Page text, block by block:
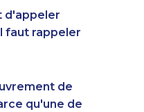
d'appeler
faut rappeler
de
qu'une de